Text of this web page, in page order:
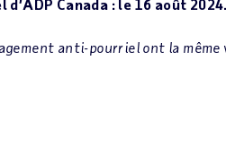
Canada : le 16 août 2024.
anti-pourriel ont la